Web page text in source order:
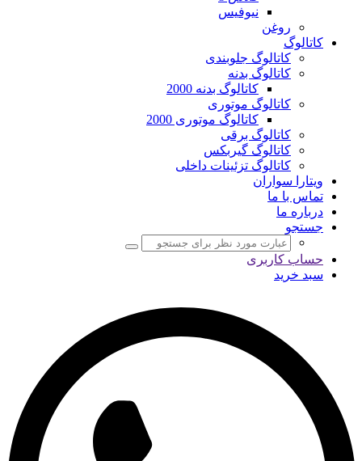
نیوفیس
روغن
کاتالوگ
کاتالوگ جلوبندی
کاتالوگ بدنه
کاتالوگ بدنه 2000
کاتالوگ موتوری
کاتالوگ موتوری 2000
کاتالوگ برقی
کاتالوگ گیربکس
کاتالوگ تزئینات داخلی
ویتارا سواران
تماس با ما
درباره ما
جستجو
حساب کاربری
سبد خرید